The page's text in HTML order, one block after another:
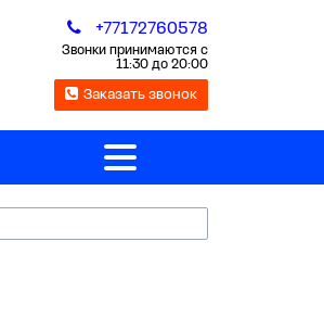
+77172760578
Звонки принимаются с
11:30 до 20:00
Заказать звонок